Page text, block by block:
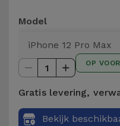
TCL
Andere
merken
Bekijk
alles
Telefoonketens
Gadgets
Hygiëne
en Huis
Model
1 OP
Gratis levering,
Bekijk